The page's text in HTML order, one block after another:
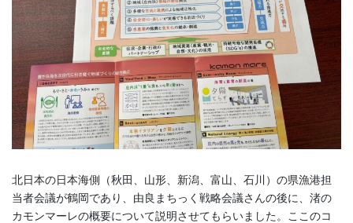
北日本の日本海側（秋田、山形、新潟、富山、石川）の県漁港担
当者会議が鶴岡であり、由良まちっく戦略会議さんの後に、渚の
カモンマーレの概要について説明させてもらいました。ここのコ